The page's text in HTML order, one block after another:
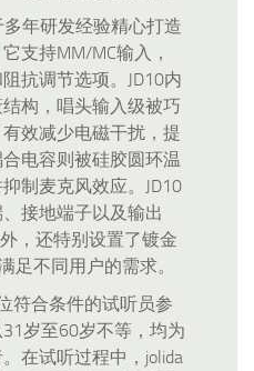
多年研发经验精心打造
支持MM/MC输入，
抗调节选项。JD10内
构，唱头输入级被巧
效减少电磁干扰，提
电容则被硅胶圆环温
制麦克风效应。JD10
接地端子以及输出
，还特别设置了镀金
足不同用户的需求。
符合条件的试听员参
岁至60岁不等，均为
在试听过程中，jolida